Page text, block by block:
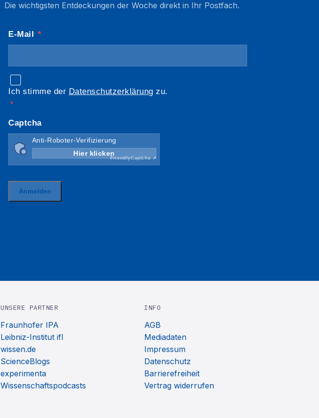
Die wichtigsten Entdeckungen der Woche direkt in Ihr Postfach.
UNSERE PARTNER
Fraunhofer IPA
Leibniz-Institut ifl
wissen.de
ScienceBlogs
experimenta
Wissenschaftspodcasts
INFO
AGB
Mediadaten
Impressum
Datenschutz
Barrierefreiheit
Vertrag widerrufen